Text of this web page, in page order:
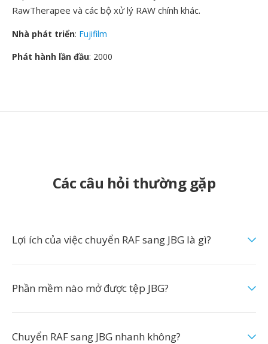
RawTherapee và các bộ xử lý RAW chính khác.
Nhà phát triển: Fujifilm
Phát hành lần đầu: 2000
Các câu hỏi thường gặp
Lợi ích của việc chuyển RAF sang JBG là gì?
Phần mềm nào mở được tệp JBG?
Chuyển RAF sang JBG nhanh không?